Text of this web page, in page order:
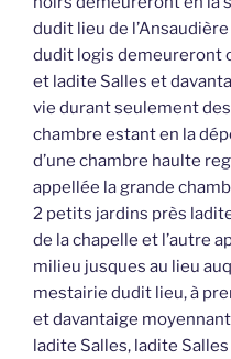
dudit lieu de
dudit logis demeureront
et ladite Salles et
vie durant seulement
chambre estant en la
d’une chambre haulte
appellée la grande
2 petits jardins près
de la chapelle et l’autre
milieu jusques au lieu
mestairie dudit lieu, à
et davantaige
ladite Salles, ladite